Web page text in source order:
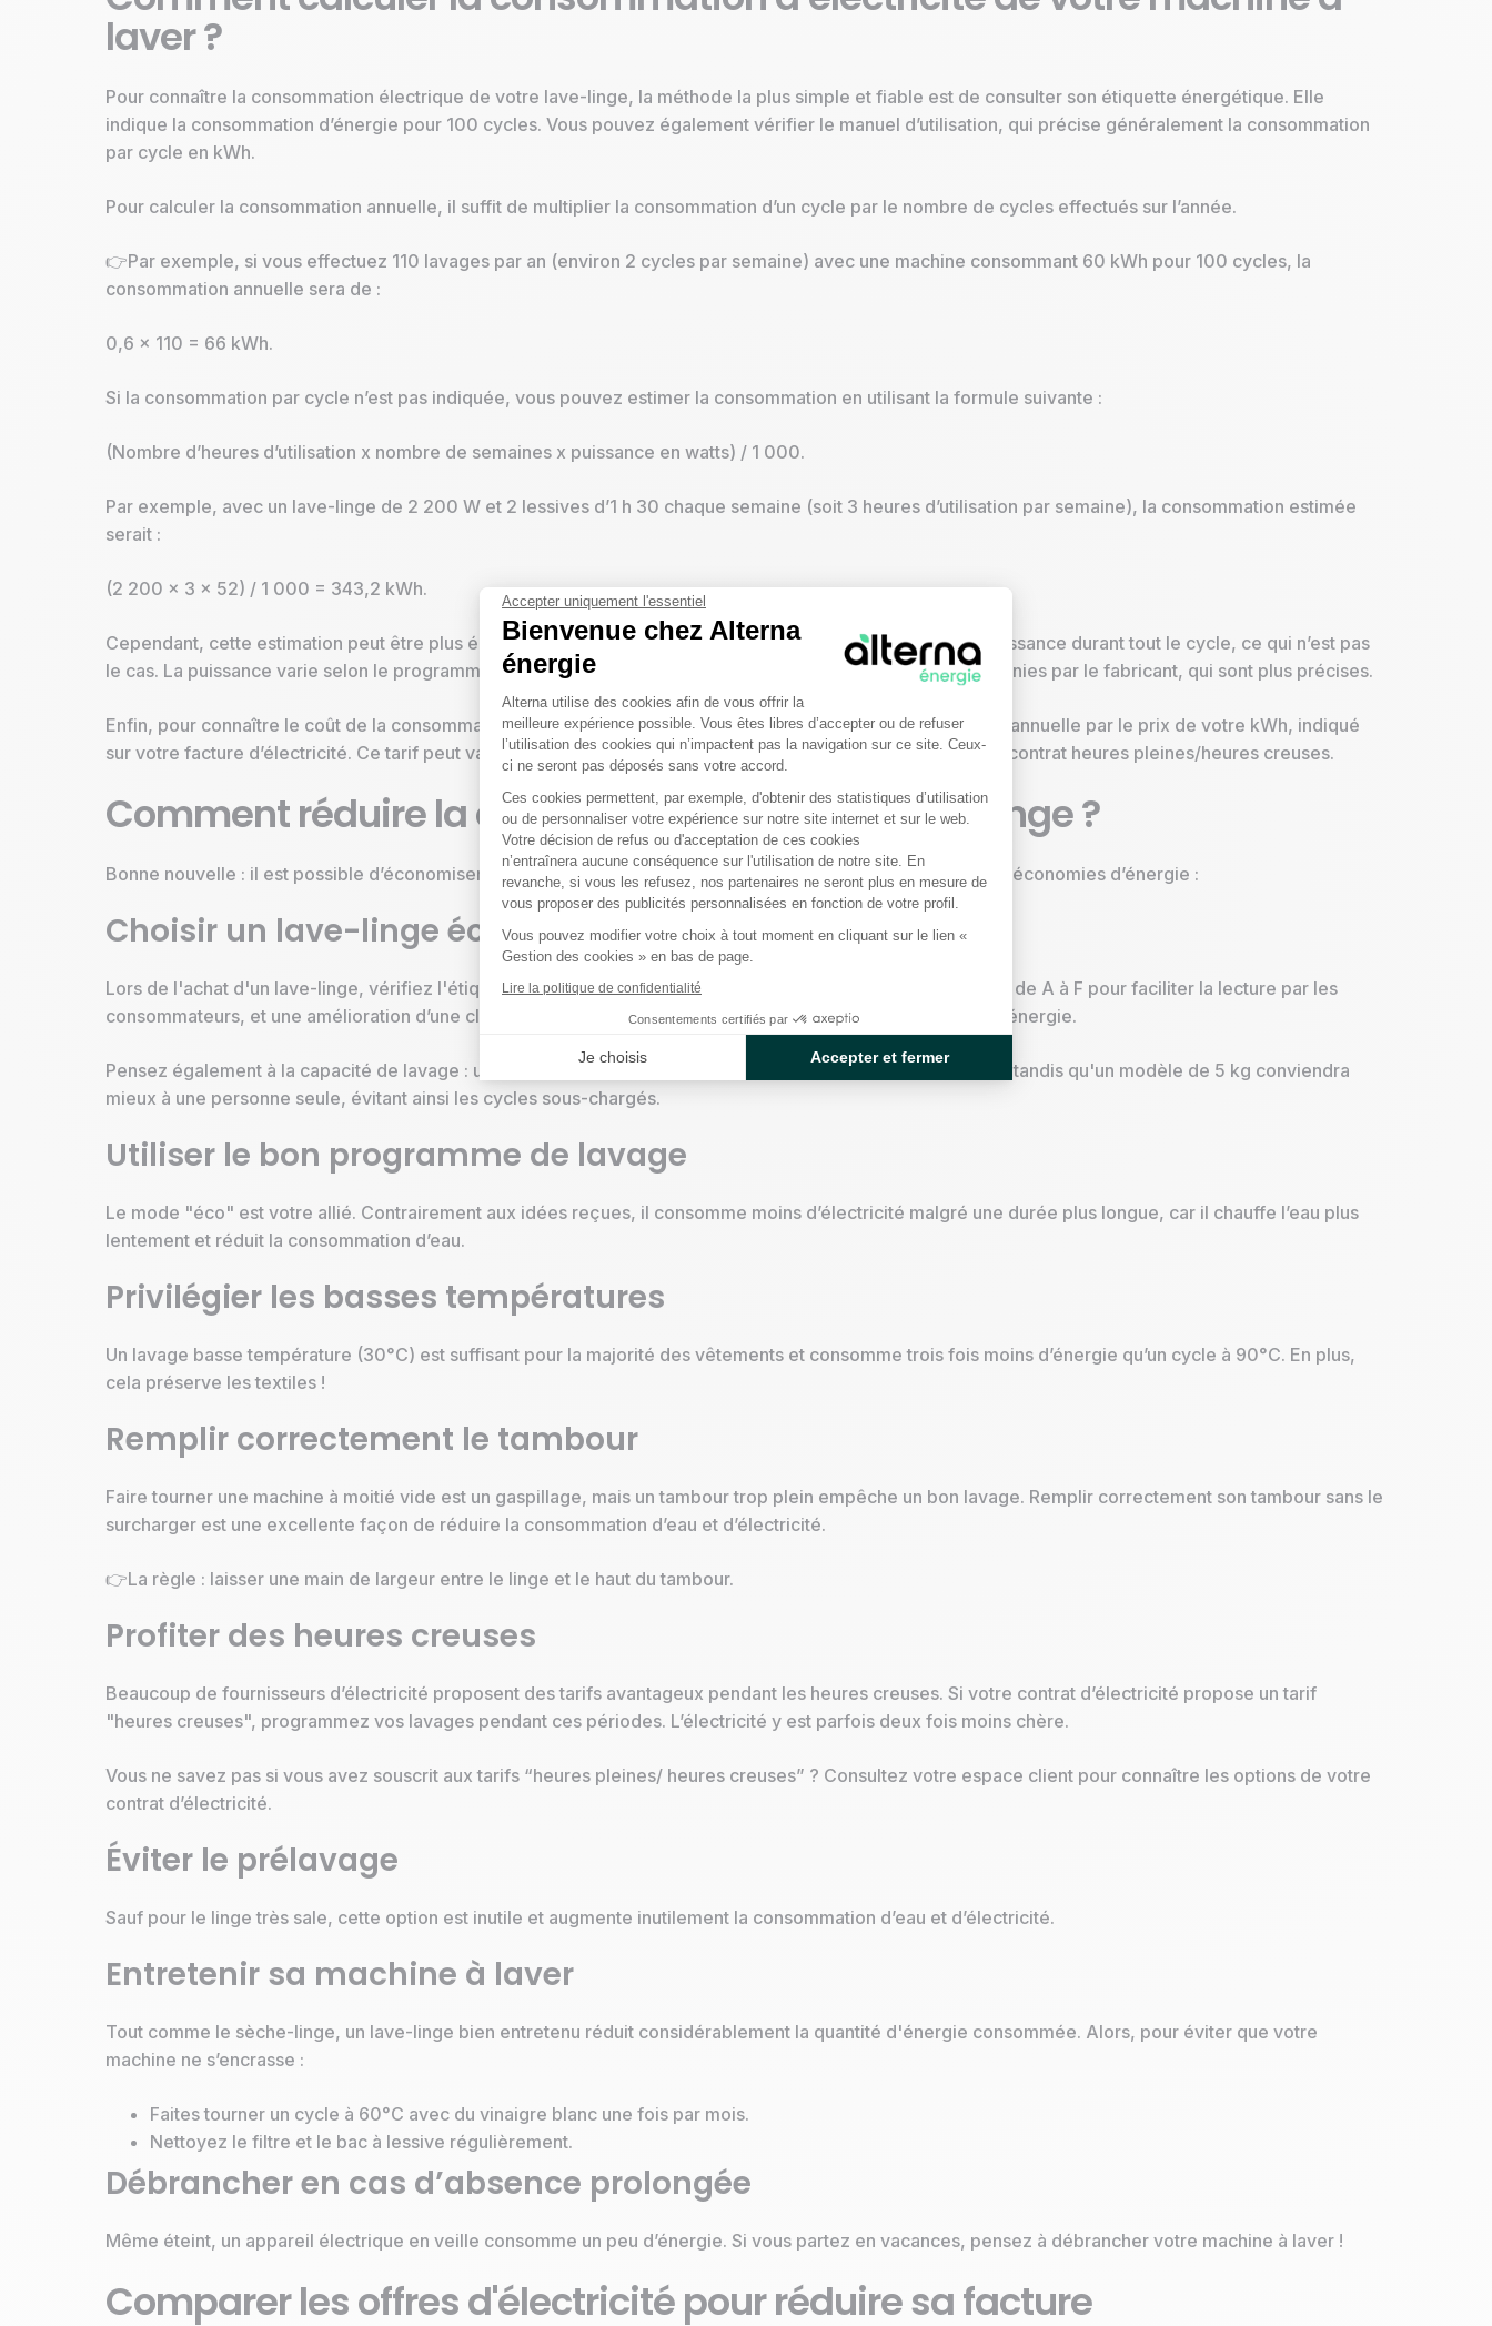
laver ?
Pour connaître la consommation électrique de votre lave-linge, la méthode la plus simple et fiable est de consulter son étiquette énergétique. Elle
indique la consommation d’énergie pour 100 cycles. Vous pouvez également vérifier le manuel d’utilisation, qui précise généralement la consommation
par cycle en kWh.
Pour calculer la consommation annuelle, il suffit de multiplier la consommation d’un cycle par le nombre de cycles effectués sur l’année.
👉Par exemple, si vous effectuez 110 lavages par an (environ 2 cycles par semaine) avec une machine consommant 60 kWh pour 100 cycles, la
consommation annuelle sera de :
0,6 x 110 = 66 kWh.
Si la consommation par cycle n’est pas indiquée, vous pouvez estimer la consommation en utilisant la formule suivante :
(Nombre d’heures d’utilisation x nombre de semaines x puissance en watts) / 1 000.
Par exemple, avec un lave-linge de 2 200 W et 2 lessives d’1 h 30 chaque semaine (soit 3 heures d’utilisation par semaine), la consommation estimée
serait :
(2 200 x 3 x 52) / 1 000 = 343,2 kWh.
Cependant, cette estimation peut être plus élevée que la réalité, car elle suppose une utilisation à pleine puissance durant tout le cycle, ce qui n’est pas
le cas. La puissance varie selon le programme choisi. Il est donc préférable de se baser sur les données fournies par le fabricant, qui sont plus précises.
Enfin, pour connaître le coût de la consommation électrique de votre lave-linge, multipliez la consommation annuelle par le prix de votre kWh, indiqué
sur votre facture d’électricité. Ce tarif peut varier selon les périodes de la journée si vous avez souscrit à un contrat heures pleines/heures creuses.
Comment réduire la consommation de son lave-linge ?
Bonne nouvelle : il est possible d’économiser sans renoncer à la propreté ! Voici 8 conseils pour réaliser des économies d’énergie :
Choisir un lave-linge économique et performant
Lors de l'achat d'un lave-linge, vérifiez l'étiquette énergie. Depuis mars 2021, les classes énergétiques vont de A à F pour faciliter la lecture par les
consommateurs, et une amélioration d’une classe représente 12 à 13 % d’économies sur la consommation d’énergie.
Pensez également à la capacité de lavage : un lave-linge de 8 kg sera plus adapté à une famille nombreuse, tandis qu'un modèle de 5 kg conviendra
mieux à une personne seule, évitant ainsi les cycles sous-chargés.
Utiliser le bon programme de lavage
Le mode "éco" est votre allié. Contrairement aux idées reçues, il consomme moins d’électricité malgré une durée plus longue, car il chauffe l’eau plus
lentement et réduit la consommation d’eau.
Privilégier les basses températures
Un lavage basse température (30°C) est suffisant pour la majorité des vêtements et consomme trois fois moins d’énergie qu’un cycle à 90°C. En plus,
cela préserve les textiles !
Remplir correctement le tambour
Faire tourner une machine à moitié vide est un gaspillage, mais un tambour trop plein empêche un bon lavage. Remplir correctement son tambour sans le
surcharger est une excellente façon de réduire la consommation d’eau et d’électricité.
👉La règle : laisser une main de largeur entre le linge et le haut du tambour.
Profiter des heures creuses
Beaucoup de fournisseurs d’électricité proposent des tarifs avantageux pendant les heures creuses. Si votre contrat d’électricité propose un tarif
"heures creuses", programmez vos lavages pendant ces périodes. L’électricité y est parfois deux fois moins chère.
Vous ne savez pas si vous avez souscrit aux tarifs “heures pleines/ heures creuses” ? Consultez votre espace client pour connaître les options de votre
contrat d’électricité.
Éviter le prélavage
Sauf pour le linge très sale, cette option est inutile et augmente inutilement la consommation d’eau et d’électricité.
Entretenir sa machine à laver
Tout comme le sèche-linge, un lave-linge bien entretenu réduit considérablement la quantité d'énergie consommée. Alors, pour éviter que votre
machine ne s’encrasse :
Faites tourner un cycle à 60°C avec du vinaigre blanc une fois par mois.
Nettoyez le filtre et le bac à lessive régulièrement.
Débrancher en cas d’absence prolongée
Même éteint, un appareil électrique en veille consomme un peu d’énergie. Si vous partez en vacances, pensez à débrancher votre machine à laver !
Comparer les offres d'électricité pour réduire sa facture
Accepter uniquement l'essentiel
Bienvenue chez Alterna
énergie
Plateforme de Gestion du Consentement : Personnalisez vos Options
Alterna utilise des cookies afin de vous offrir la
meilleure expérience possible. Vous êtes libres d’accepter ou de refuser
l’utilisation des cookies qui n’impactent pas la navigation sur ce site. Ceux-
ci ne seront pas déposés sans votre accord.
Ces cookies permettent, par exemple, d'obtenir des statistiques d’utilisation
ou de personnaliser votre expérience sur notre site internet et sur le web.
Votre décision de refus ou d'acceptation de ces cookies
n’entraînera aucune conséquence sur l'utilisation de notre site. En
revanche, si vous les refusez, nos partenaires ne seront plus en mesure de
vous proposer des publicités personnalisées en fonction de votre profil.
Vous pouvez modifier votre choix à tout moment en cliquant sur le lien «
Gestion des cookies » en bas de page.
Lire la politique de confidentialité
Consentements certifiés par
Je choisis Accepter et fermer
Axeptio consent